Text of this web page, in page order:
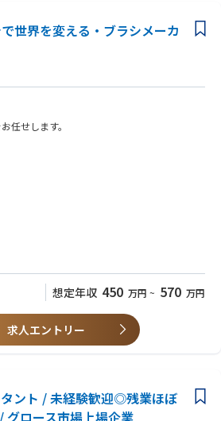
界を変える・ブラシメーカ
任せします。
販売店担当者のフォロー
員会、プロジェクトへの参画 など
想定年収 450 万円 ~ 570 万円
求人エントリー
タント / 未経験歓迎◎残業ほぼ